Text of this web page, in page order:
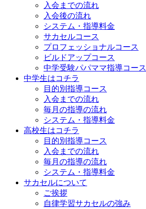
入会までの流れ
入会後の流れ
システム・指導料金
サカセルコース
プロフェッショナルコース
ビルドアップコース
中学受験パパママ指導コース
中学生はコチラ
目的別指導コース
入会までの流れ
毎月の指導の流れ
システム・指導料金
高校生はコチラ
目的別指導コース
入会までの流れ
毎月の指導の流れ
システム・指導料金
サカセルについて
ご挨拶
自律学習サカセルの強み